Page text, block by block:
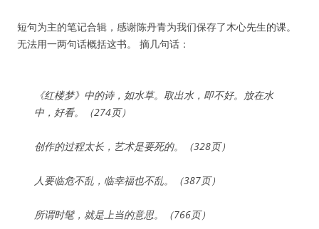
短句为主的笔记合辑，感谢陈丹青为我们保存了木心先生的课。
无法用一两句话概括这书。 摘几句话：
《红楼梦》中的诗，如水草。取出水，即不好。放在水
中，好看。（274页）
创作的过程太长，艺术是要死的。（328页）
人要临危不乱，临幸福也不乱。（387页）
所谓时髦，就是上当的意思。（766页）